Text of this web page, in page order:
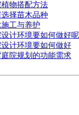
物搭配方法
择苗木品种
工与养护
计环境要如何做好呢
计环境要如何做好
院规划的功能需求